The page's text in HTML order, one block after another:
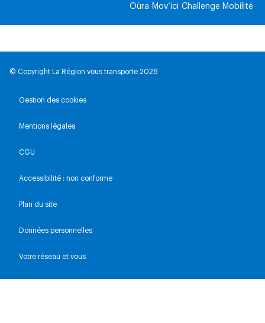
Oùra Mov’ici Challenge Mobilité
© Copyright La Région vous transporte 2026
Gestion des cookies
Mentions légales
CGU
Accessibilité : non conforme
Plan du site
Données personnelles
Votre réseau et vous